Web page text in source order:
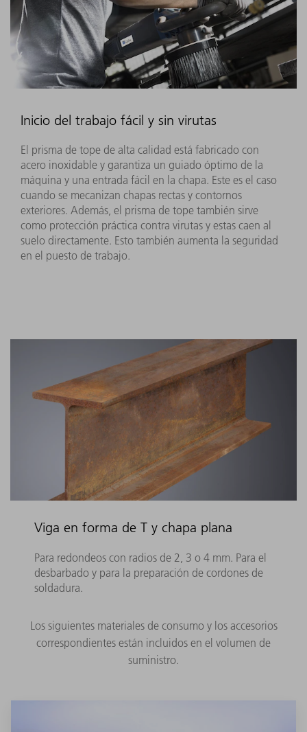
Inicio del trabajo fácil y sin virutas
El prisma de tope de alta calidad está fabricado con
acero inoxidable y garantiza un guiado óptimo de la
máquina y una entrada fácil en la chapa. Este es el caso
cuando se mecanizan chapas rectas y contornos
exteriores. Además, el prisma de tope también sirve
como protección práctica contra virutas y estas caen al
suelo directamente. Esto también aumenta la seguridad
en el puesto de trabajo.
Viga en forma de T y chapa plana
Para redondeos con radios de 2, 3 o 4 mm. Para el
desbarbado y para la preparación de cordones de
soldadura.
Los siguientes materiales de consumo y los accesorios
correspondientes están incluidos en el volumen de
suministro.